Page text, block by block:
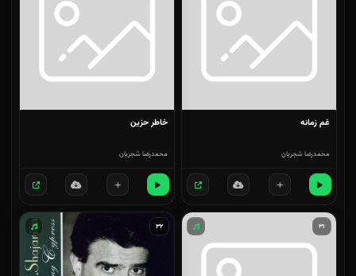
غم زمانه
محمدرضا شجریان
خاطر حزین
محمدرضا شجریان
۳۱ ۳۲